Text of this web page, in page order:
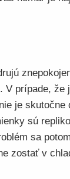
V prípade, že
je skutočne
sú
sa
zostať v